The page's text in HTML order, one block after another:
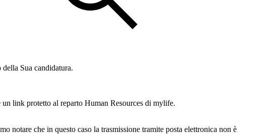
Sua candidatura.
link protetto al reparto Human Resources di mylife.
notare che in questo caso la trasmissione tramite posta elettronica non è